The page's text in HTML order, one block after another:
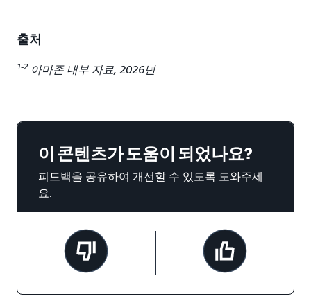
출처
1-2 아마존 내부 자료, 2026년
이 콘텐츠가 도움이 되었나요?
피드백을 공유하여 개선할 수 있도록 도와주세
요.